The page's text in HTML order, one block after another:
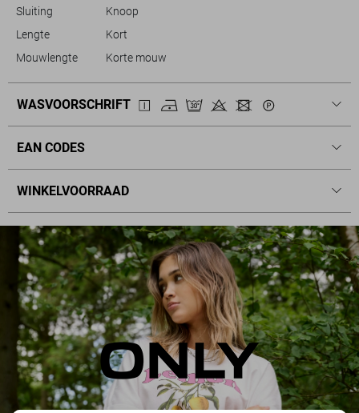
Sluiting
Knoop
Lengte
Kort
Mouwlengte
Korte mouw
WASVOORSCHRIFT
EAN CODES
WINKELVOORRAAD